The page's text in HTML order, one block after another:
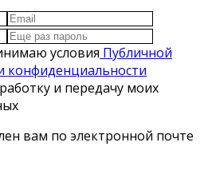
условия Публичной
конфиденциальности
и передачу моих
вам по электронной почте